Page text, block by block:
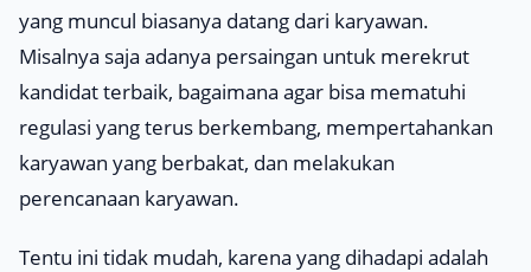
yang muncul biasanya datang dari karyawan.
Misalnya saja adanya persaingan untuk merekrut
kandidat terbaik, bagaimana agar bisa mematuhi
regulasi yang terus berkembang, mempertahankan
karyawan yang berbakat, dan melakukan
perencanaan karyawan.
Tentu ini tidak mudah, karena yang dihadapi adalah